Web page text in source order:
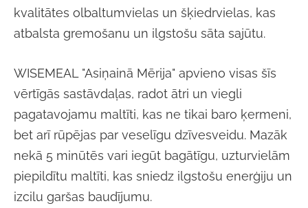
kvalitātes olbaltumvielas un šķiedrvielas, kas
atbalsta gremošanu un ilgstošu sāta sajūtu.
WISEMEAL "Asiņainā Mērija" apvieno visas šīs
vērtīgās sastāvdaļas, radot ātri un viegli
pagatavojamu maltīti, kas ne tikai baro ķermeni,
bet arī rūpējas par veselīgu dzīvesveidu. Mazāk
nekā 5 minūtēs vari iegūt bagātīgu, uzturvielām
piepildītu maltīti, kas sniedz ilgstošu enerģiju un
izcilu garšas baudījumu.